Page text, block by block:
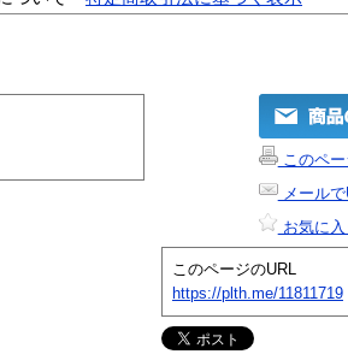
このペー
メールで
お気に
このページのURL
https://plth.me/11811719